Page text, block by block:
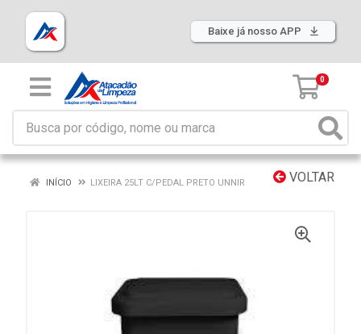
Baixe já nosso APP
0
VOLTAR
INÍCIO LIXEIRA 25LT C/PEDAL PRETO UNNIR